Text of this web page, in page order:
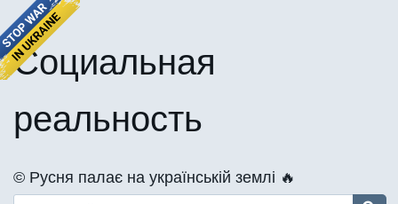
Социальная
реальность
©️ Русня палає на українській землі 🔥